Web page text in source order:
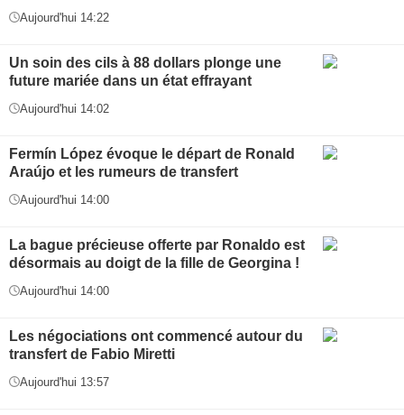
Aujourd'hui 14:22
Un soin des cils à 88 dollars plonge une
future mariée dans un état effrayant
Aujourd'hui 14:02
Fermín López évoque le départ de Ronald
Araújo et les rumeurs de transfert
Aujourd'hui 14:00
La bague précieuse offerte par Ronaldo est
désormais au doigt de la fille de Georgina !
Aujourd'hui 14:00
Les négociations ont commencé autour du
transfert de Fabio Miretti
Aujourd'hui 13:57